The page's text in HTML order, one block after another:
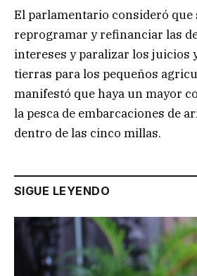
El parlamentario consideró que
reprogramar y refinanciar las
intereses y paralizar los juicios
tierras para los pequeños
manifestó que haya un mayor
la pesca de embarcaciones de
dentro de las cinco millas.
SIGUE LEYENDO